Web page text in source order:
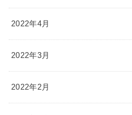
2022年4月
2022年3月
2022年2月